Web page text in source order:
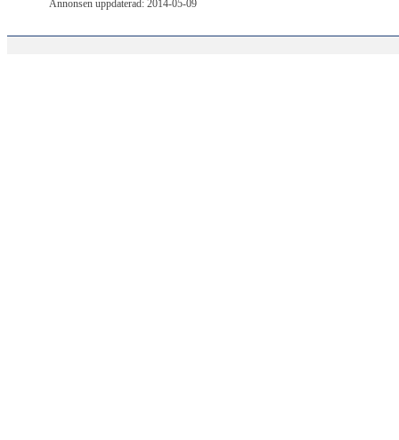
Annonsen uppdaterad: 2014-05-09